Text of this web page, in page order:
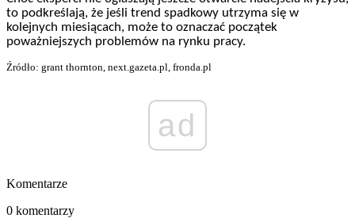
to podkreślają, że jeśli trend spadkowy utrzyma się w
kolejnych miesiącach, może to oznaczać początek
poważniejszych problemów na rynku pracy.
Źródło: grant thornton, next.gazeta.pl, fronda.pl
ad
Komentarze
0 komentarzy